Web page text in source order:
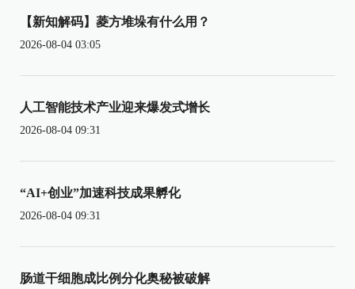
【新知解码】菱方堆垛有什么用？
2026-08-04 03:05
人工智能技术产业迎来爆发式增长
2026-08-04 09:31
“AI+创业”加速科技成果孵化
2026-08-04 09:31
肠道干细胞成比例分化奥秘被破解